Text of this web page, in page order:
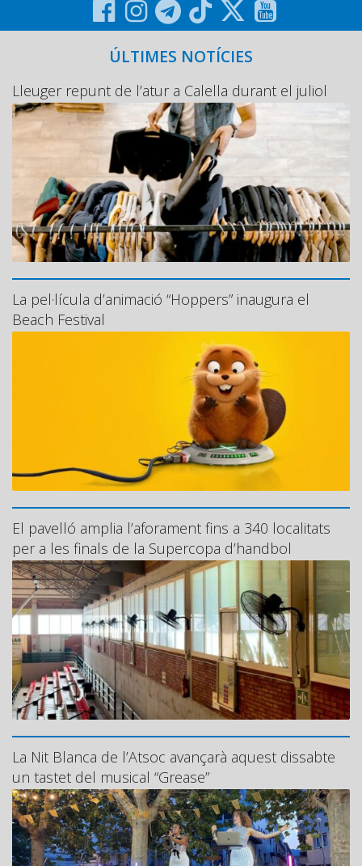
ÚLTIMES NOTÍCIES
Lleuger repunt de l’atur a Calella durant el juliol
La pel·lícula d’animació “Hoppers” inaugura el
Beach Festival
El pavelló amplia l’aforament fins a 340 localitats
per a les finals de la Supercopa d’handbol
La Nit Blanca de l’Atsoc avançarà aquest dissabte
un tastet del musical “Grease”